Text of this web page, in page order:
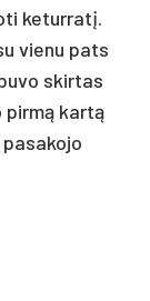
keturratį.
vienu pats
skirtas
pirmą kartą